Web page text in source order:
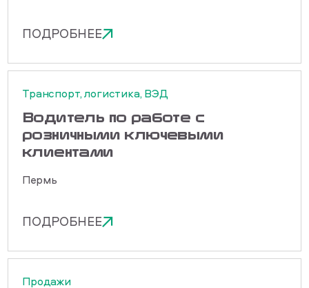
ПОДРОБНЕЕ
Транспорт, логистика, ВЭД
Водитель по работе с
розничными ключевыми
клиентами
Пермь
ПОДРОБНЕЕ
Продажи